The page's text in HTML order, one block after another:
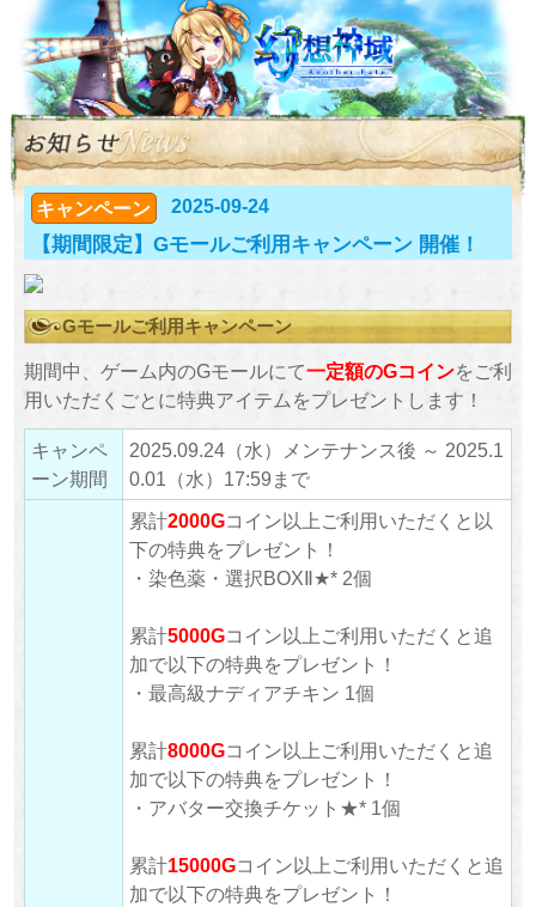
キャンペーン 2025-09-24
【期間限定】Gモールご利用キャンペーン 開催！
Gモールご利用キャンペーン
期間中、ゲーム内のGモールにて一定額のGコインをご利
用いただくごとに特典アイテムをプレゼントします！
キャンペ
ーン期間
2025.09.24（水）メンテナンス後 ～ 2025.1
0.01（水）17:59まで
累計2000Gコイン以上ご利用いただくと以
下の特典をプレゼント！
・染色薬・選択BOXⅡ★* 2個
累計5000Gコイン以上ご利用いただくと追
加で以下の特典をプレゼント！
・最高級ナディアチキン 1個
累計8000Gコイン以上ご利用いただくと追
加で以下の特典をプレゼント！
・アバター交換チケット★* 1個
累計15000Gコイン以上ご利用いただくと追
加で以下の特典をプレゼント！